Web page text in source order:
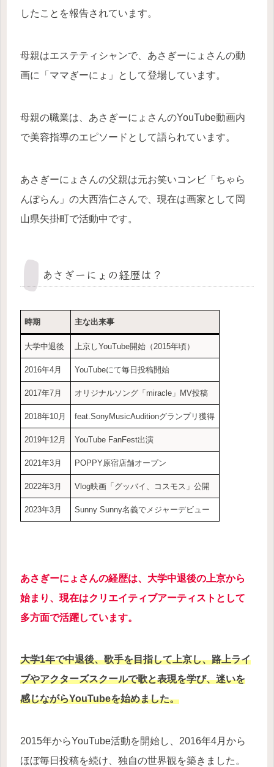
したことを報告されています。
母親はエステティシャンで、あさぎーにょさんの動
画に「ママぎーにょ」として登場しています。
母親の職業は、あさぎーにょさんのYouTube動画内
で美容指導のエピソードとして語られています。
あさぎーにょさんの父親は元お笑いコンビ「ちゃら
んぽらん」の大西浩仁さんで、現在は画家として岡
山県矢掛町で活動中です。
あさぎーにょの経歴は？
時期 主な出来事
大学中退後 上京しYouTube開始（2015年頃）
2016年4月 YouTubeにて毎日投稿開始
2017年7月 オリジナルソング「miracle」MV投稿
2018年10月 feat.SonyMusicAuditionグランプリ獲得
2019年12月 YouTube FanFest出演
2021年3月 POPPY原宿店舗オープン
2022年3月 Vlog映画「グッバイ、コスモス」公開
2023年3月 Sunny Sunny名義でメジャーデビュー
あさぎーにょさんの経歴は、大学中退後の上京から
始まり、現在はクリエイティブアーティストとして
多方面で活躍しています。
大学1年で中退後、歌手を目指して上京し、路上ライ
ブやアクターズスクールで歌と表現を学び、迷いを
感じながらYouTubeを始めました。
2015年からYouTube活動を開始し、2016年4月から
ほぼ毎日投稿を続け、独自の世界観を築きました。